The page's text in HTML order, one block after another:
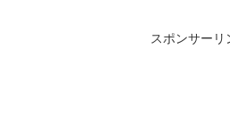
スポンサーリ